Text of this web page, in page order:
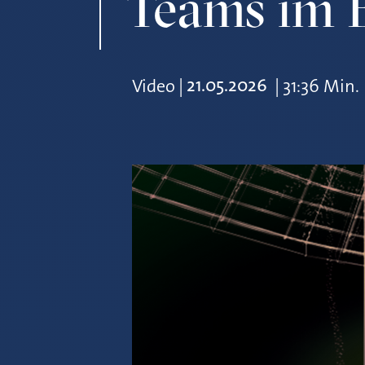
Video | 21.05.2026 | 31:36 Min.